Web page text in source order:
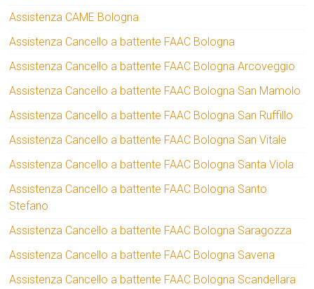
Assistenza CAME Bologna
Assistenza Cancello a battente FAAC Bologna
Assistenza Cancello a battente FAAC Bologna Arcoveggio
Assistenza Cancello a battente FAAC Bologna San Mamolo
Assistenza Cancello a battente FAAC Bologna San Ruffillo
Assistenza Cancello a battente FAAC Bologna San Vitale
Assistenza Cancello a battente FAAC Bologna Santa Viola
Assistenza Cancello a battente FAAC Bologna Santo
Stefano
Assistenza Cancello a battente FAAC Bologna Saragozza
Assistenza Cancello a battente FAAC Bologna Savena
Assistenza Cancello a battente FAAC Bologna Scandellara